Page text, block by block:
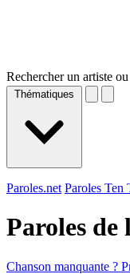
Rechercher un artiste
Thématiques
Paroles.net Paroles Ten
Paroles
Chanson manquante ?